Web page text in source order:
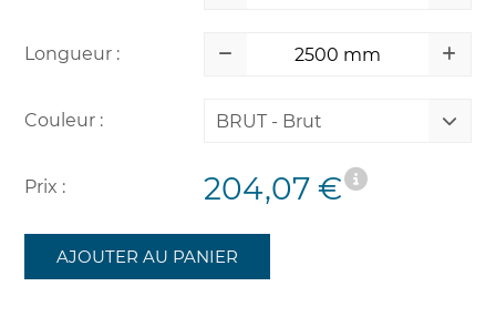
Longueur :
Couleur : BRUT - Brut
Prix : 204,07 €
AJOUTER AU PANIER